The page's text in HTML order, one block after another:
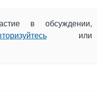
в обсуждении,
или